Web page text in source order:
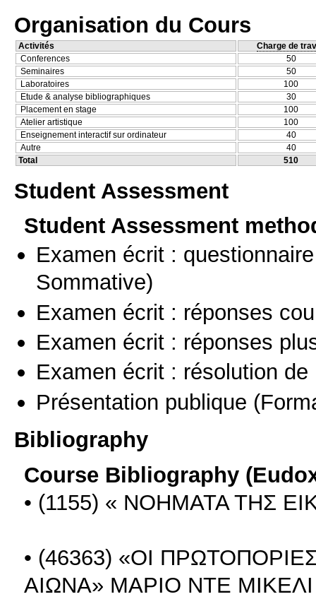
Organisation du Cours
Activités
Charge de
Conferences
50
Seminaires
50
Laboratoires
100
Etude & analyse bibliographiques
30
Placement en stage
100
Atelier artistique
100
Enseignement interactif sur ordinateur
40
Autre
40
Total
510
Student Assessment
Student Assessment
Examen écrit :
Sommative)
Examen écrit : réponses
Examen écrit : réponses
Examen écrit : résolution de
Présentation publique
Bibliography
Course Bibliography
• (1155) « ΝΟΗΜΑΤΑ ΤΗΣ
• (46363) «ΟΙ
ΑΙΩΝΑ» ΜΑΡΙΟ ΝΤΕ ΜΙΚΕΛΙ